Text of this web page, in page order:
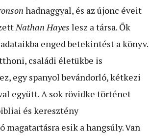
hadnaggyal, és az újonc éveit
Nathan Hayes lesz a társa. Ők
enged betekintést a könyv.
családi életükbe is
egy spanyol bevándorló, kétkezi
együtt. A sok rövidke történet
és keresztény
esik a hangsúly. Van